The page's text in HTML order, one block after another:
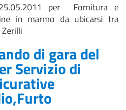
per Fornitura e
in marmo da ubicarsi tra
di gara del
Servizio di